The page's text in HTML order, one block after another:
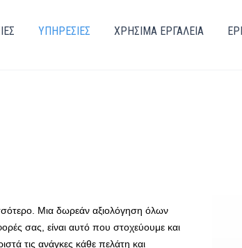
ΥΠΗΡΕΣΙΕΣ ΧΡΗΣΙΜΑ ΕΡΓΑΛΕΙΑ
Μια δωρεάν αξιολόγηση όλων
σας, είναι αυτό που στοχεύουμε και
τις ανάγκες κάθε πελάτη και